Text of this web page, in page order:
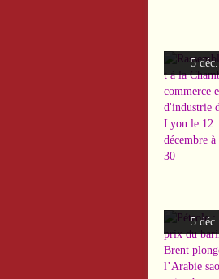
5 déc.
5 déc.